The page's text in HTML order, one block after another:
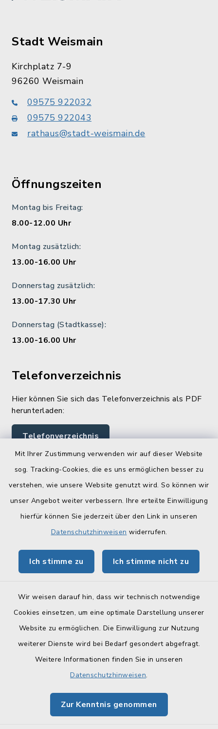
Mit Ihrer Zustimmung verwenden wir auf dieser Website
sog. Tracking-Cookies, die es uns ermöglichen besser zu
verstehen, wie unsere Website genutzt wird. So können wir
unser Angebot weiter verbessern. Ihre erteilte Einwilligung
hierfür können Sie jederzeit über den Link in unseren
Datenschutzhinweisen widerrufen.
Ich stimme zu Ich stimme nicht zu
Wir weisen darauf hin, dass wir technisch notwendige
Cookies einsetzen, um eine optimale Darstellung unserer
Website zu ermöglichen. Die Einwilligung zur Nutzung
weiterer Dienste wird bei Bedarf gesondert abgefragt.
Weitere Informationen finden Sie in unseren
Datenschutzhinweisen.
Zur Kenntnis genommen
Stadt Weismain
Kirchplatz 7-9
96260 Weismain
09575 922032
09575 922043
rathaus@stadt-weismain.de
Öffnungszeiten
Montag bis Freitag:
8.00-12.00 Uhr
Montag zusätzlich:
13.00-16.00 Uhr
Donnerstag zusätzlich:
13.00-17.30 Uhr
Donnerstag (Stadtkasse):
13.00-16.00 Uhr
Telefonverzeichnis
Hier können Sie sich das Telefonverzeichnis als PDF
herunterladen:
Telefonverzeichnis
Quicklinks
Landratsamt Lichtenfels
Geoportal Lichtenfels
BayernPortal
Barrierefreiheit